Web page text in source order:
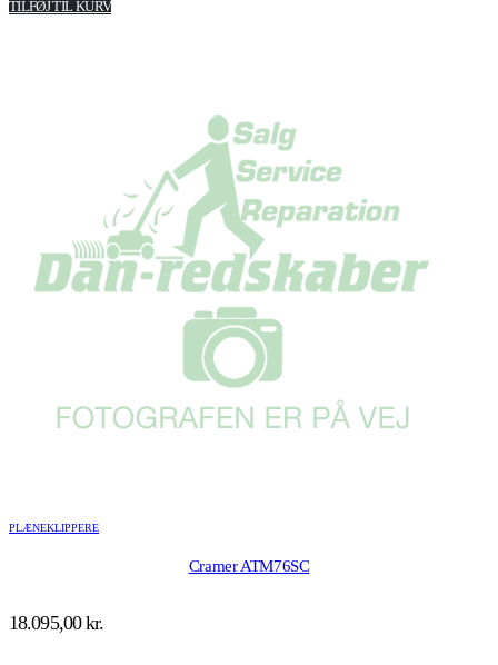
TILFØJ TIL KURV
PLÆNEKLIPPERE
Cramer ATM76SC
18.095,00kr.